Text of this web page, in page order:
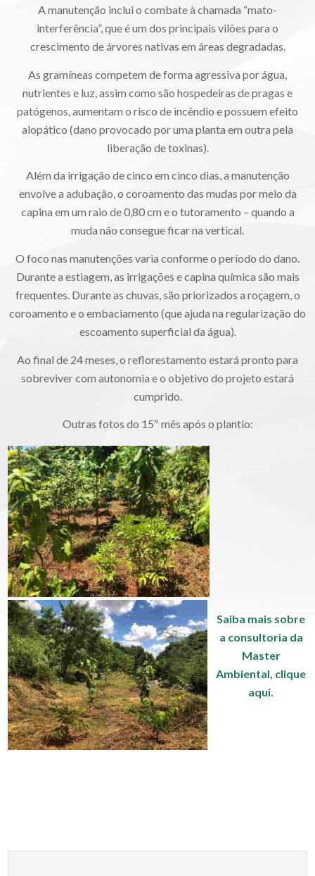
A manutenção inclui o combate à chamada “mato-
interferência”, que é um dos principais vilões para o
crescimento de árvores nativas em áreas degradadas.
As gramíneas competem de forma agressiva por água,
nutrientes e luz, assim como são hospedeiras de pragas e
patógenos, aumentam o risco de incêndio e possuem efeito
alopático (dano provocado por uma planta em outra pela
liberação de toxinas).
Além da irrigação de cinco em cinco dias, a manutenção
envolve a adubação, o coroamento das mudas por meio da
capina em um raio de 0,80 cm e o tutoramento – quando a
muda não consegue ficar na vertical.
O foco nas manutenções varia conforme o período do dano.
Durante a estiagem, as irrigações e capina química são mais
frequentes. Durante as chuvas, são priorizados a roçagem, o
coroamento e o embaciamento (que ajuda na regularização do
escoamento superficial da água).
Ao final de 24 meses, o reflorestamento estará pronto para
sobreviver com autonomia e o objetivo do projeto estará
cumprido.
Outras fotos do 15º mês após o plantio:
Saiba mais sobre
a consultoria da
Master
Ambiental, clique
aqui.